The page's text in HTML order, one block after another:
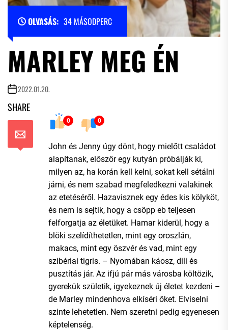
OLVASÁS: 34 MÁSODPERC
MARLEY MEG ÉN
2022.01.20.
SHARE
0 0
John és Jenny úgy dönt, hogy mielőtt családot
alapítanak, először egy kutyán próbálják ki,
milyen az, ha korán kell kelni, sokat kell sétálni
járni, és nem szabad megfeledkezni valakinek
az etetéséről. Hazavisznek egy édes kis kölyköt,
és nem is sejtik, hogy a csöpp eb teljesen
felforgatja az életüket. Hamar kiderül, hogy a
blöki szelídíthetetlen, mint egy oroszlán,
makacs, mint egy öszvér és vad, mint egy
szibériai tigris. – Nyomában káosz, dili és
pusztítás jár. Az ifjú pár más városba költözik,
gyerekük születik, igyekeznek új életet kezdeni –
de Marley mindenhova elkíséri őket. Elviselni
szinte lehetetlen. Nem szeretni pedig egyenesen
képtelenség.